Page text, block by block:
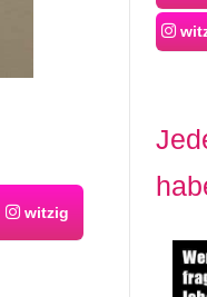
witzig